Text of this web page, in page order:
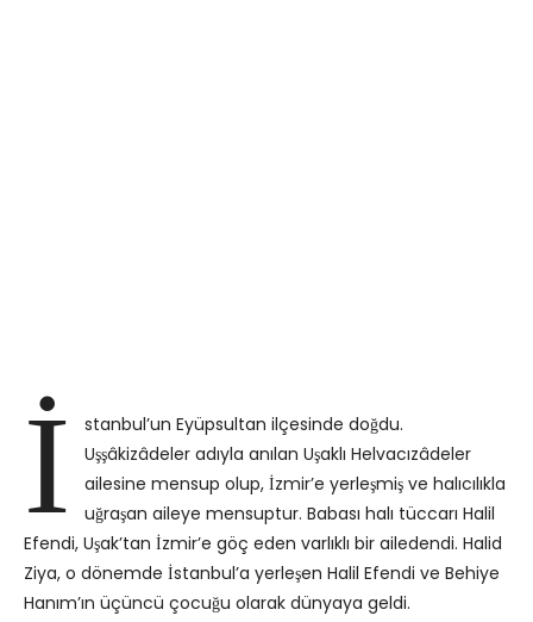
İ
stanbul’un Eyüpsultan ilçesinde doğdu.
Uşşâkizâdeler adıyla anılan Uşaklı Helvacızâdeler
ailesine mensup olup, İzmir’e yerleşmiş ve halıcılıkla
uğraşan aileye mensuptur. Babası halı tüccarı Halil
Efendi, Uşak’tan İzmir’e göç eden varlıklı bir ailedendi. Halid
Ziya, o dönemde İstanbul’a yerleşen Halil Efendi ve Behiye
Hanım’ın üçüncü çocuğu olarak dünyaya geldi.